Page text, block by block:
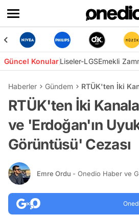
Güncel KonularLiseler-LGSEmekli
Haberler Gündem RTÜK'ten İki
RTÜK'ten İki
ve 'Erdoğan'ın
Görüntüsü' Cezası
Emre Ordu - Onedio Haber ve